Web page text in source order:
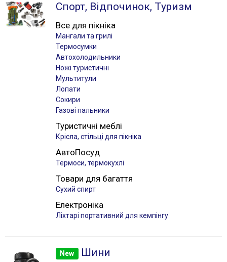
Спорт, Відпочинок, Туризм
Все для пікніка
Мангали та грилі
Термосумки
Автохолодильники
Ножі туристичні
Мультитули
Лопати
Сокири
Газові пальники
Туристичні меблі
Крісла, стільці для пікніка
АвтоПосуд
Термоси, термокухлі
Товари для багаття
Сухий спирт
Електроніка
Лiхтарі портативний для кемпінгу
New Шини